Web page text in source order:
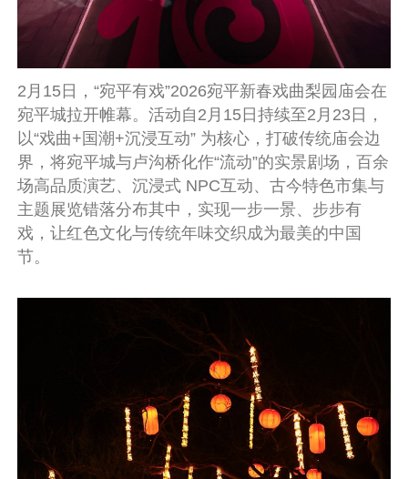
2月15日，“宛平有戏”2026宛平新春戏曲梨园庙会在
宛平城拉开帷幕。活动自2月15日持续至2月23日，
以“戏曲+国潮+沉浸互动” 为核心，打破传统庙会边
界，将宛平城与卢沟桥化作“流动”的实景剧场，百余
场高品质演艺、沉浸式 NPC互动、古今特色市集与
主题展览错落分布其中，实现一步一景、步步有
戏，让红色文化与传统年味交织成为最美的中国
节。